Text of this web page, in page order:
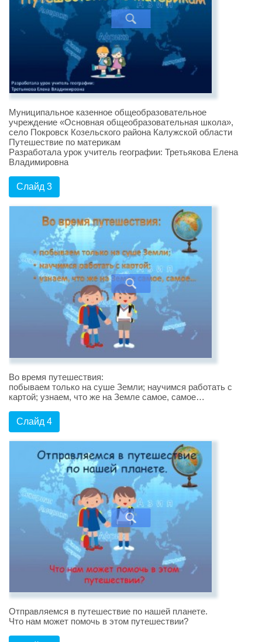
Муниципальное казенное общеобразовательное
учреждение «Основная общеобразовательная школа»,
село Покровск Козельского района Калужской области
Путешествие по материкам
Разработала урок учитель географии: Третьякова Елена
Владимировна
Слайд 3
Во время путешествия:
побываем только на суше Земли; научимся работать с
картой; узнаем, что же на Земле самое, самое…
Слайд 4
Отправляемся в путешествие по нашей планете.
Что нам может помочь в этом путешествии?